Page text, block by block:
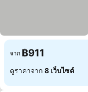
จาก ฿911
ดูราคาจาก 8 เว็บไซต์